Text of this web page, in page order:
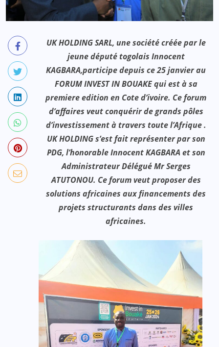
UK HOLDING SARL, une société créée par le
jeune député togolais Innocent
KAGBARA,participe depuis ce 25 janvier au
FORUM INVEST IN BOUAKE qui est à sa
premiere edition en Cote d’ivoire. Ce forum
d’affaires veut conquérir de grands pôles
d’investissement à travers toute l’Afrique .
UK HOLDING s’est fait représenter par son
PDG, l’honorable Innocent KAGBARA et son
Administrateur Délégué Mr Serges
ATUTONOU. Ce forum veut proposer des
solutions africaines aux financements des
projets structurants dans des villes
africaines.